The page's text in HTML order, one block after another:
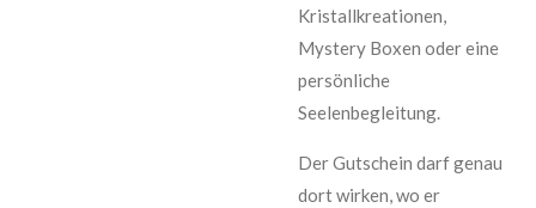
Kristallkreationen,
Mystery Boxen oder eine
persönliche
Seelenbegleitung.
Der Gutschein darf genau
dort wirken, wo er